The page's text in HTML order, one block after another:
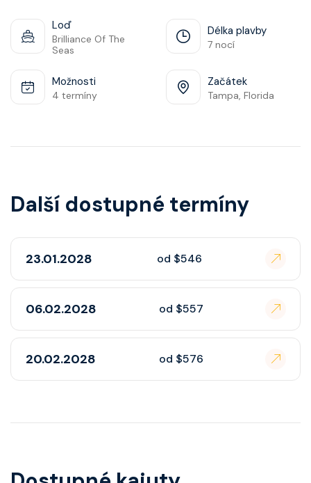
Loď
Brilliance Of The
Seas
Délka plavby
7 nocí
Možnosti
4 termíny
Začátek
Tampa, Florida
Další dostupné termíny
23.01.2028 od $546
06.02.2028 od $557
20.02.2028 od $576